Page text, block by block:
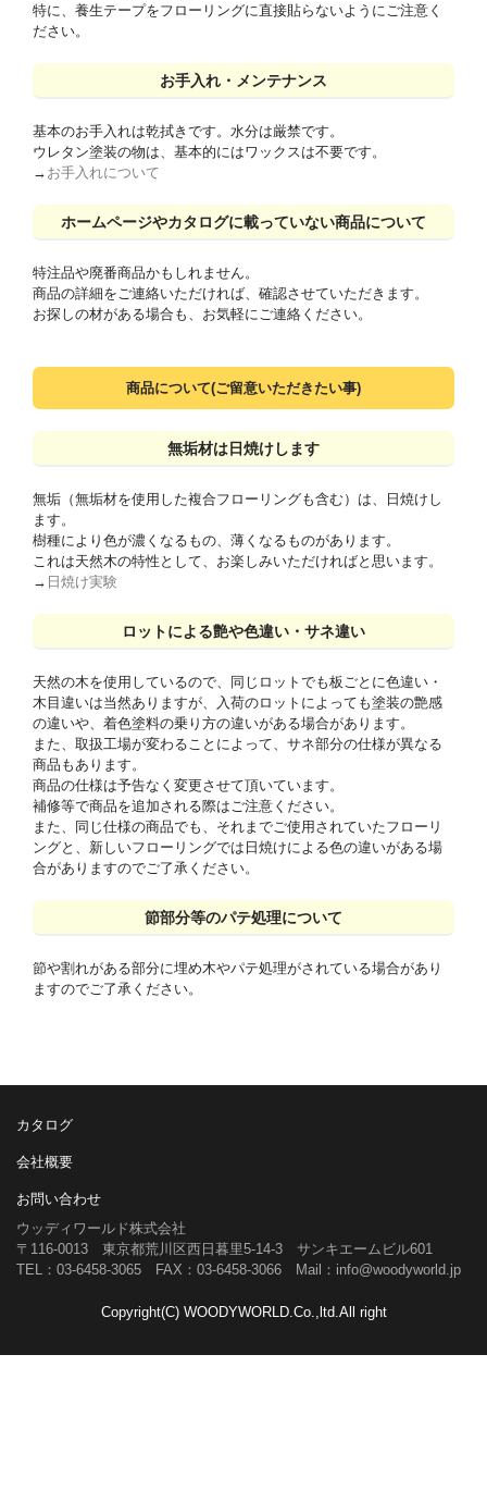
特に、養生テープをフローリングに直接貼らないようにご注意く
ださい。
お手入れ・メンテナンス
基本のお手入れは乾拭きです。水分は厳禁です。
ウレタン塗装の物は、基本的にはワックスは不要です。
→ お手入れについて
ホームページやカタログに載っていない商品について
特注品や廃番商品かもしれません。
商品の詳細をご連絡いただければ、確認させていただきます。
お探しの材がある場合も、お気軽にご連絡ください。
商品について(ご留意いただきたい事)
無垢材は日焼けします
無垢（無垢材を使用した複合フローリングも含む）は、日焼けし
ます。
樹種により色が濃くなるもの、薄くなるものがあります。
これは天然木の特性として、お楽しみいただければと思います。
→ 日焼け実験
ロットによる艶や色違い・サネ違い
天然の木を使用しているので、同じロットでも板ごとに色違い・
木目違いは当然ありますが、入荷のロットによっても塗装の艶感
の違いや、着色塗料の乗り方の違いがある場合があります。
また、取扱工場が変わることによって、サネ部分の仕様が異なる
商品もあります。
商品の仕様は予告なく変更させて頂いています。
補修等で商品を追加される際はご注意ください。
また、同じ仕様の商品でも、それまでご使用されていたフローリ
ングと、新しいフローリングでは日焼けによる色の違いがある場
合がありますのでご了承ください。
節部分等のパテ処理について
節や割れがある部分に埋め木やパテ処理がされている場合があり
ますのでご了承ください。
カタログ
会社概要
お問い合わせ
ウッディワールド株式会社
〒116-0013 東京都荒川区西日暮里5-14-3 サンキエームビル601
TEL：03-6458-3065 FAX：03-6458-3066 Mail：info@woodyworld.jp
Copyright(C) WOODYWORLD.Co.,ltd.All right